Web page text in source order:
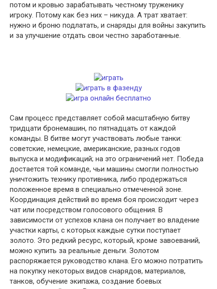
потом и кровью зарабатывать честному труженику
игроку. Потому как без них – никуда. А трат хватает:
нужно и броню подлатать, и снаряды для войны закупить
и за улучшение отдать свои честно заработанные.
Сам процесс представляет собой масштабную битву
тридцати бронемашин, по пятнадцать от каждой
команды. В битве могут участвовать любые танки:
советские, немецкие, американские, разных годов
выпуска и модификаций; на это ограничений нет. Победа
достается той команде, чьи машины смогли полностью
уничтожить технику противника, либо продержаться
положенное время в специально отмеченной зоне.
Координация действий во время боя происходит через
чат или посредством голосового общения. В
зависимости от успехов клана он получает во владение
участки карты, с которых каждые сутки поступает
золото. Это редкий ресурс, который, кроме завоеваний,
можно купить за реальные деньги. Золотом
распоряжается руководство клана. Его можно потратить
на покупку некоторых видов снарядов, материалов,
танков, обучение экипажа, создание боевых